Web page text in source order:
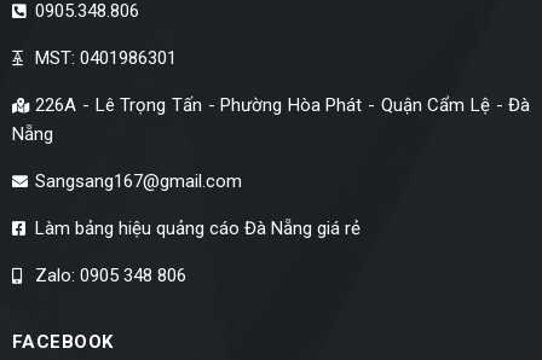
0905.348.806
MST: 0401986301
226A - Lê Trọng Tấn - Phường Hòa Phát - Quận Cẩm Lệ - Đà
Nẵng
Sangsang167@gmail.com
Làm bảng hiệu quảng cáo Đà Nẵng giá rẻ
Zalo: 0905 348 806
FACEBOOK